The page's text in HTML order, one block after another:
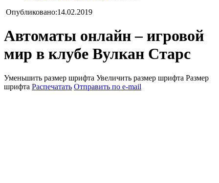
Опубликовано:14.02.2019
Автоматы онлайн – игровой
мир в клубе Вулкан Старс
Уменьшить размер шрифта Увеличить размер шрифта Размер
шрифта Распечатать Отправить по e-mail